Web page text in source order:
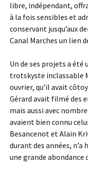
libre, indépendant,
à la fois sensibles et
conservant jusqu’aux
Canal Marches un lien
Un de ses projets a
trotskyste inclassable
ouvrier, qu’il avait
Gérard avait filmé des
mais aussi avec
avaient bien connu
Besancenot et Alain
durant des années,
une grande